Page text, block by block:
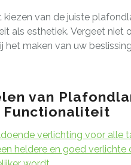
kiezen van de juiste
als esthetiek. Vergeet niet
het maken van uw
van
Functionaliteit
verlichting voor alle
heldere en goed